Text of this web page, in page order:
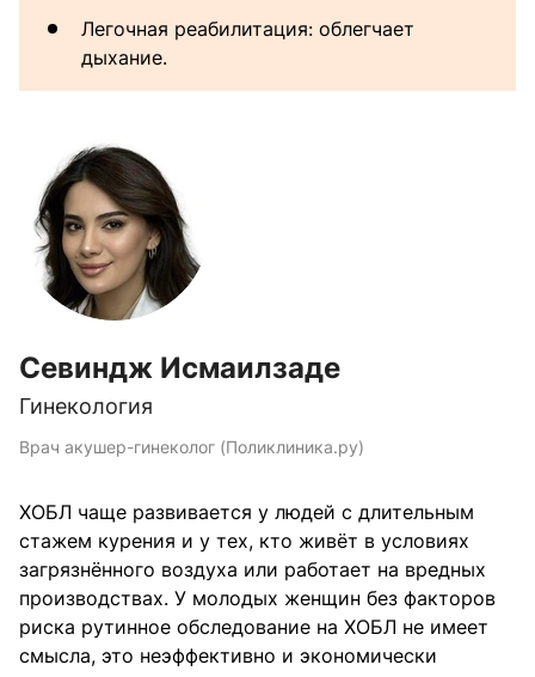
Легочная реабилитация: облегчает
дыхание.
Севиндж Исмаилзаде
Гинекология
Врач акушер-гинеколог (Поликлиника.ру)
ХОБЛ чаще развивается у людей с длительным
стажем курения и у тех, кто живёт в условиях
загрязнённого воздуха или работает на вредных
производствах. У молодых женщин без факторов
риска рутинное обследование на ХОБЛ не имеет
смысла, это неэффективно и экономически